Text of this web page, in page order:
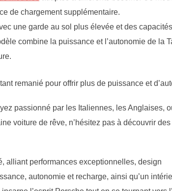
de chargement supplémentaire.
une garde au sol plus élevée et des
combine la puissance et l’autonomie de la
remanié pour offrir plus de puissance et
passionné par les Italiennes, les Anglaises,
voiture de rêve, n’hésitez pas à découvrir des
alliant performances exceptionnelles, design
autonomie et recharge, ainsi qu’un